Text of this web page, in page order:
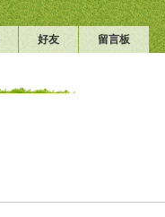
好友 留言板